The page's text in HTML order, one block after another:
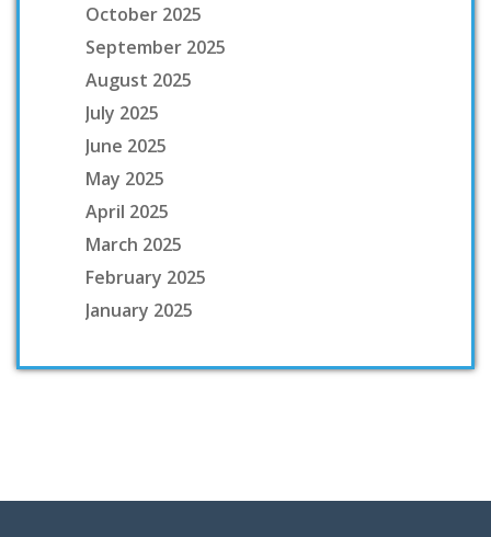
October 2025
September 2025
August 2025
July 2025
June 2025
May 2025
April 2025
March 2025
February 2025
January 2025